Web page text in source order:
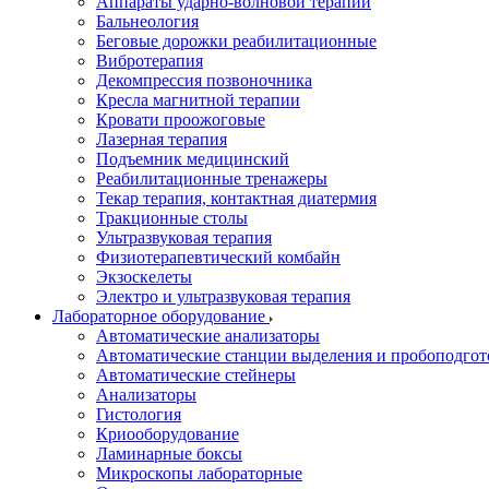
Бальнеология
Беговые дорожки реабилитационные
Вибротерапия
Декомпрессия позвоночника
Кресла магнитной терапии
Кровати проожоговые
Лазерная терапия
Подъемник медицинский
Реабилитационные тренажеры
Текар терапия, контактная диатермия
Тракционные столы
Ультразвуковая терапия
Физиотерапевтический комбайн
Экзоскелеты
Электро и ультразвуковая терапия
Лабораторное оборудование
Автоматические анализаторы
Автоматические станции выделения и
Автоматические стейнеры
Анализаторы
Гистология
Криооборудование
Ламинарные боксы
Микроскопы лабораторные